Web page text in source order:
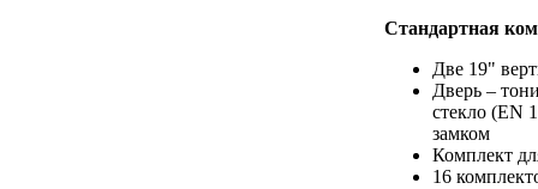
Стандартная
Две 19"
Дверь –
стекло (EN
замком
Комплект
16